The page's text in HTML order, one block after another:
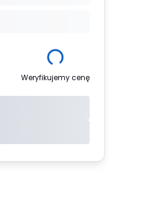
Weryfikujemy cenę